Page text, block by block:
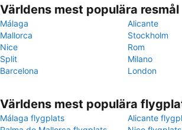
Världens mest populära resmål
Málaga
Alicante
Mallorca
Stockholm
Nice
Rom
Split
Milano
Barcelona
London
Världens mest populära
Málaga flygplats
Alicante